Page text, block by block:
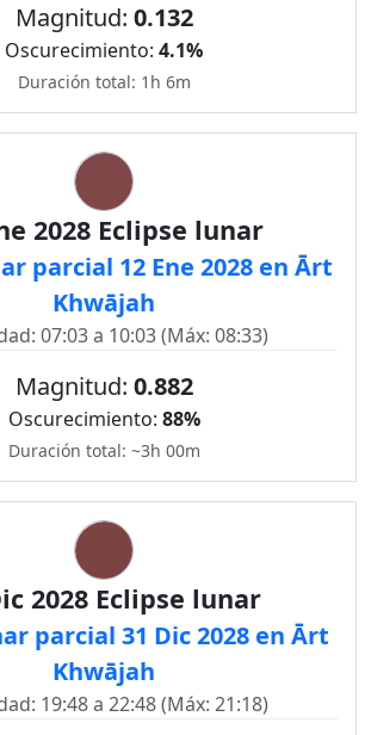
Magnitud: 0.132
Oscurecimiento: 4.1%
Duración total: 1h 6m
2028 Eclipse lunar
parcial 12 Ene 2028 en Ārt
Khwājah
07:03 a 10:03 (Máx: 08:33)
Magnitud: 0.882
Oscurecimiento: 88%
Duración total: ~3h 00m
2028 Eclipse lunar
parcial 31 Dic 2028 en Ārt
Khwājah
19:48 a 22:48 (Máx: 21:18)